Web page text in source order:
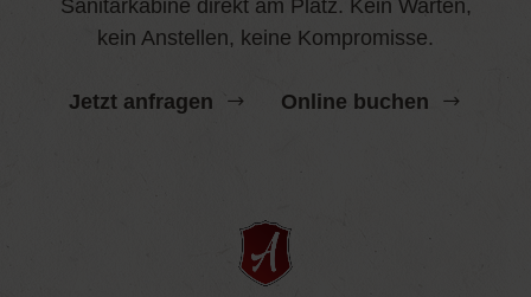
Sanitärkabine direkt am Platz. Kein Warten,
kein Anstellen, keine Kompromisse.
Jetzt anfragen Online buchen